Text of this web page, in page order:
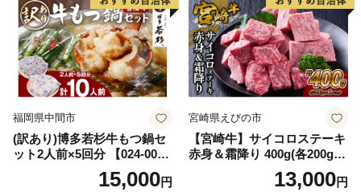
福岡県中間市
(訳あり)博多若杉牛もつ鍋セ
ット2人前×5回分 【024-002
15,000円
宮崎県えびの市
【宮崎牛】サイコロステーキ
赤身＆霜降り 400g(各200g×
１P 計2P) 真空パック 冷凍
13,000円